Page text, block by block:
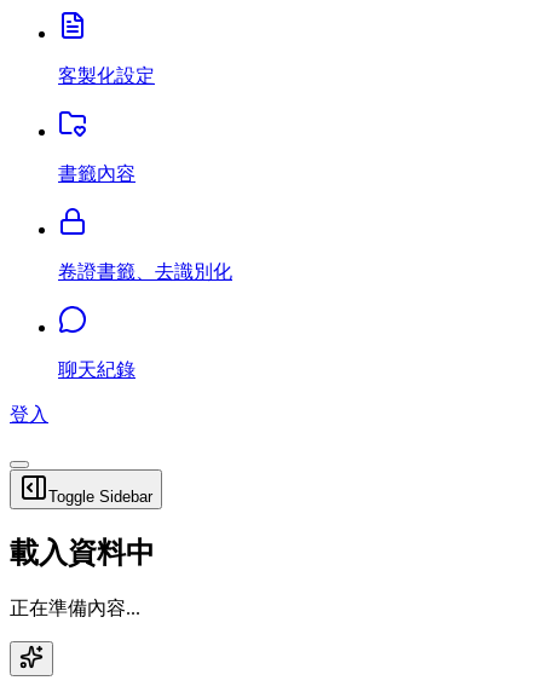
客製化設定
書籤內容
卷證書籤、去識別化
聊天紀錄
登入
Toggle Sidebar
載入資料中
正在準備內容...